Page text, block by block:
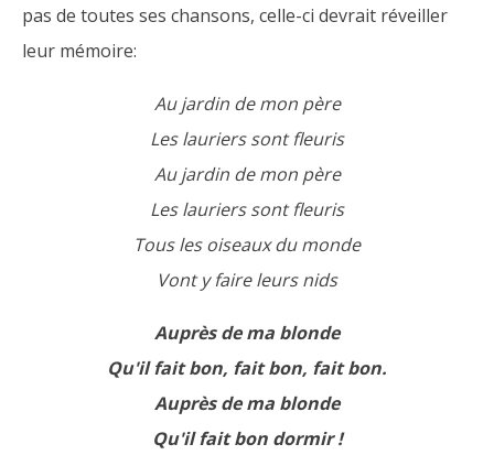
pas de toutes ses chansons, celle-ci devrait réveiller
leur mémoire:
Au jardin de mon père
Les lauriers sont fleuris
Au jardin de mon père
Les lauriers sont fleuris
Tous les oiseaux du monde
Vont y faire leurs nids
Auprès de ma blonde
Qu'il fait bon, fait bon, fait bon.
Auprès de ma blonde
Qu'il fait bon dormir !